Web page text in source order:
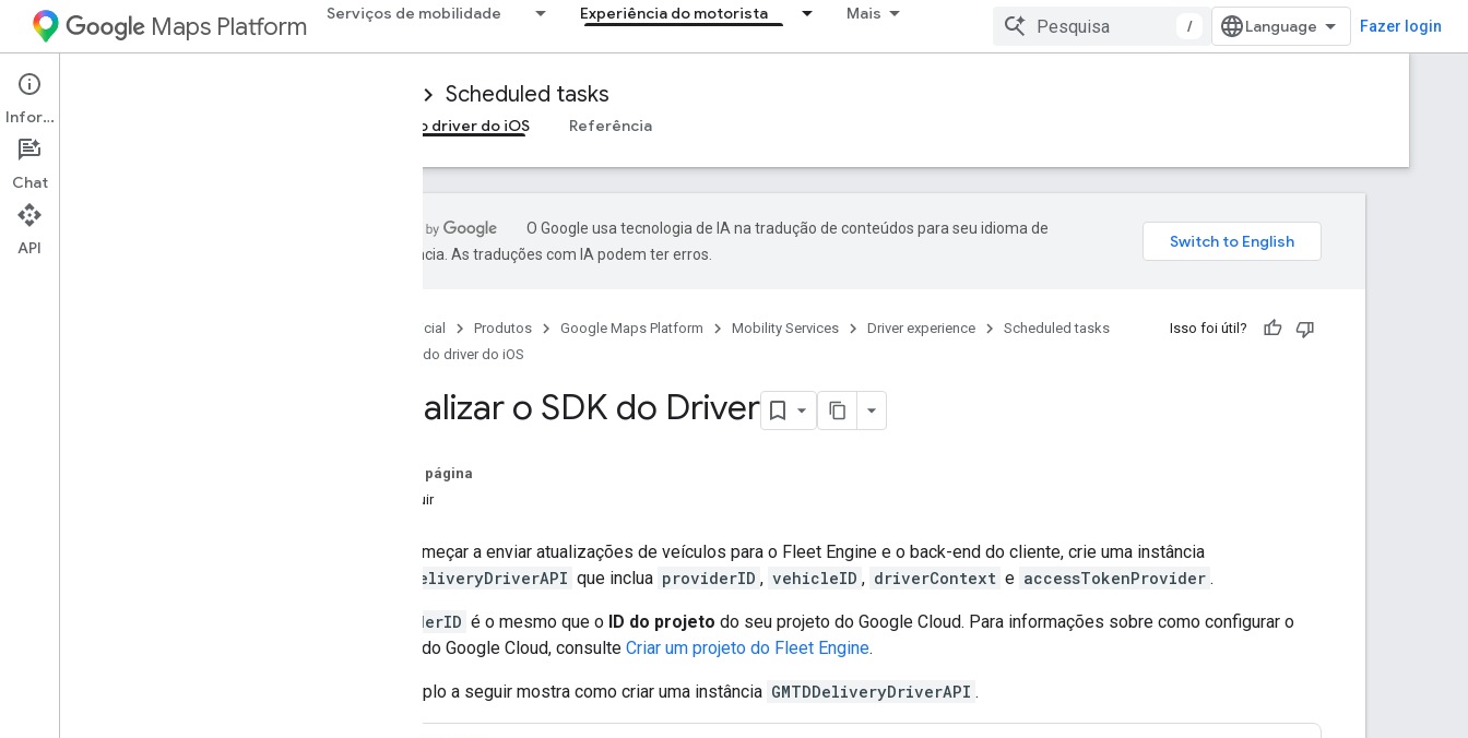
Maps Platform Serviços de mobilidade Experiência do motorista Mais
/ Fazer login
Mobility Services Scheduled tasks
Visão geral SDK do driver do iOS Referência
O Google usa tecnologia de IA na tradução de conteúdos para seu idioma de
preferência. As traduções com IA podem ter erros.
Página inicial Produtos Google Maps Platform Mobility Services Driver experience
Scheduled tasks
SDK do driver do iOS
Isso foi útil?
Inicializar o SDK do Driver
Nesta página
A seguir
Para começar a enviar atualizações de veículos para o Fleet Engine e o back-end do cliente, crie uma instância
GMTDDeliveryDriverAPI que inclua providerID , vehicleID , driverContext e accessTokenProvider .
providerID é o mesmo que o ID do projeto do seu projeto do Google Cloud. Para informações sobre como configurar o
projeto do Google Cloud, consulte Criar um projeto do Fleet Engine.
O exemplo a seguir mostra como criar uma instância GMTDDeliveryDriverAPI .
Informações
Chat
API